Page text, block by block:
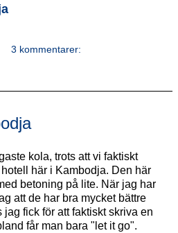
3 kommentarer:
kola, trots att vi faktiskt
här i Kambodja. Den här
betoning på lite. När jag har
att de har bra mycket bättre
fick för att faktiskt skriva en
får man bara "let it go".